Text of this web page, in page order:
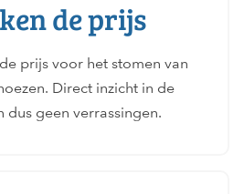
de prijs
prijs voor het stomen van
Direct inzicht in de
dus geen verrassingen.